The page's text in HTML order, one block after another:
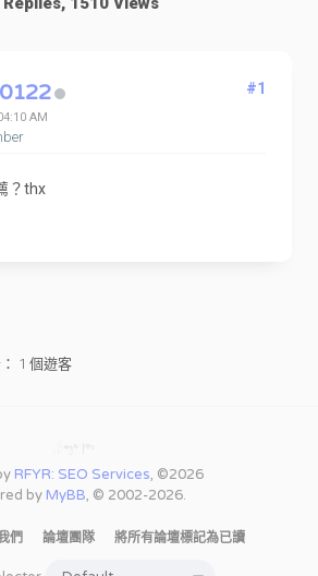
AM
#1
？thx
1 個遊客
RFYR: SEO Services, ©2026
by MyBB, © 2002-2026.
們 論壇團隊 將所有論壇標記為已讀